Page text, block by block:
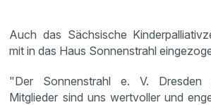
Auch das Sächsische
mit in das Haus Sonnenstrahl
"Der Sonnenstrahl e. V. Dresden
Mitglieder sind uns wertvoller und